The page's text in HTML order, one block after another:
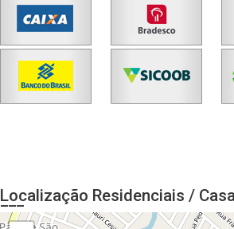
Localização Residenciais /